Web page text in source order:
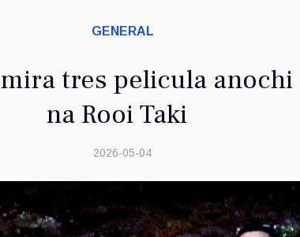
GENERAL
tres pelicula
na Rooi Taki
2026-05-04